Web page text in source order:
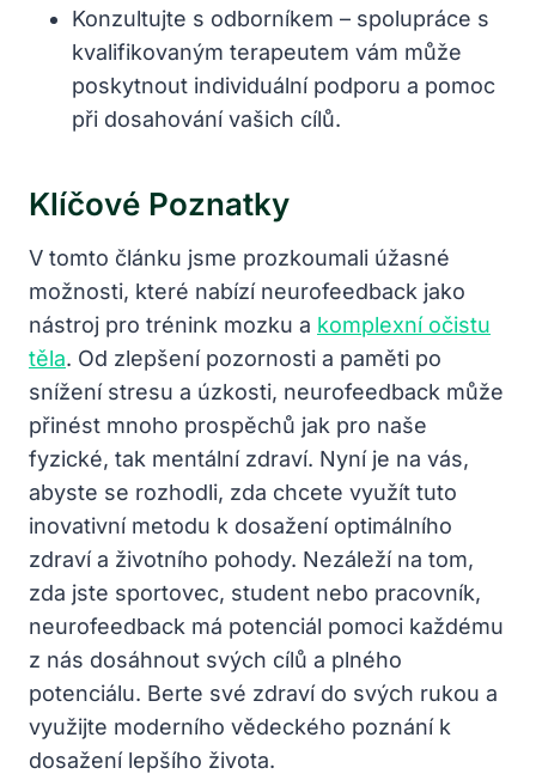
Konzultujte s odborníkem – ⁢spolupráce s
kvalifikovaným terapeutem ​vám může
poskytnout ‌individuální podporu a pomoc
při dosahování vašich cílů.
Klíčové ‍Poznatky
V tomto článku jsme prozkoumali‍ úžasné
možnosti, které nabízí neurofeedback ⁤jako
nástroj pro trénink mozku a‌ komplexní očistu
⁣těla. Od zlepšení ‌pozornosti a paměti po
snížení stresu a úzkosti, neurofeedback může
přinést⁢ mnoho⁢ prospěchů jak pro​ naše
fyzické, tak ⁤mentální ‍zdraví. Nyní ⁣je na vás,
abyste ⁤se rozhodli, zda chcete využít tuto
inovativní metodu k dosažení optimálního⁤
zdraví a životního pohody. Nezáleží na ⁤tom,
‌zda jste‍ sportovec, student nebo pracovník,
neurofeedback má ‍potenciál ​pomoci každému
z nás dosáhnout svých cílů⁢ a plného
potenciálu. Berte své ‌zdraví do svých⁤ rukou a‌
využijte moderního vědeckého poznání k
dosažení lepšího života.